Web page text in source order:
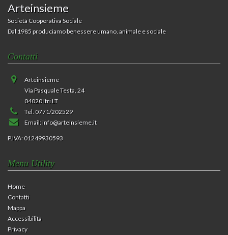
Arteinsieme
Società Cooperativa Sociale
Dal 1985 produciamo benessere umano, animale e sociale
Contatti
Arteinsieme
Via Pasquale Testa, 24
04020 Itri LT
Tel. 0771/202529
Email:info@arteinsieme.it
P.IVA: 01249930593
Menu Utility
Home
Contatti
Mappa
Accessibilità
Privacy